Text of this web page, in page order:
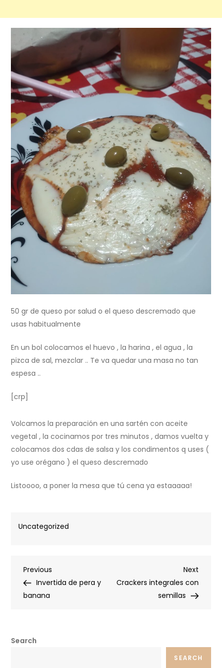
50 gr de queso por salud o el queso descremado que
usas habitualmente
En un bol colocamos el huevo , la harina , el agua , la
pizca de sal, mezclar .. Te va quedar una masa no tan
espesa ..
[crp]
Volcamos la preparación en una sartén con aceite
vegetal , la cocinamos por tres minutos , damos vuelta y
colocamos dos cdas de salsa y los condimentos q uses (
yo use orégano ) el queso descremado
Listoooo, a poner la mesa que tú cena ya estaaaaa!
Uncategorized
Post
navigation
Previous
Post
Previous
Invertida de pera y
banana
Next
Post
Next
Crackers integrales con
semillas
Search
SEARCH